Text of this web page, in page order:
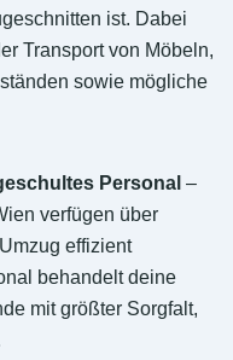
ist. Dabei
Transport von Möbeln,
sowie mögliche
Personal –
verfügen über
effizient
behandelt deine
mit größter Sorgfalt,